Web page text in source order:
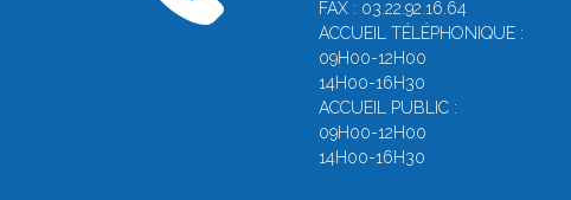
FAX : 03.22.92.16.64
ACCUEIL TÉLÉPHONIQUE :
09H00-12H00
14H00-16H30
ACCUEIL PUBLIC :
09H00-12H00
14H00-16H30